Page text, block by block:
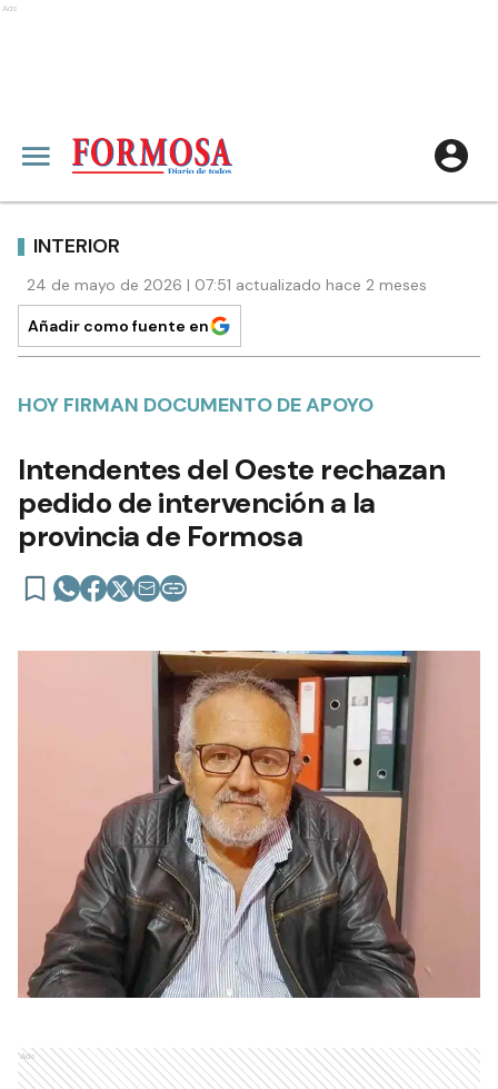
Ads
INTERIOR
24 de mayo de 2026 | 07:51 actualizado hace 2 meses
Añadir como fuente en
HOY FIRMAN DOCUMENTO DE APOYO
Intendentes del Oeste rechazan
pedido de intervención a la
provincia de Formosa
Ads